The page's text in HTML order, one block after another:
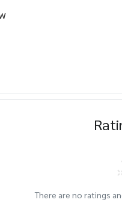
There are no ratings